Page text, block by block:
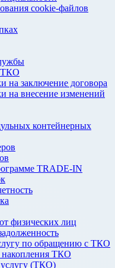
cookie-файлов
ТКО
на заключение договора
на внесение изменений
контейнерных
TRADE-IN
физических лиц
по обращению с ТКО
ТКО
(ТКО)